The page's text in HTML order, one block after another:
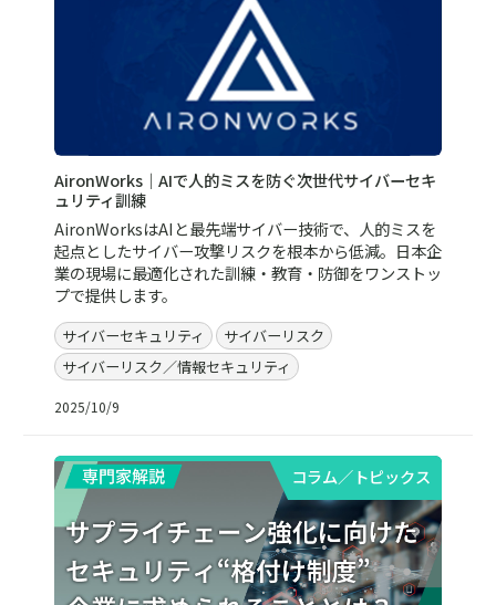
AironWorks｜AIで人的ミスを防ぐ次世代サイバーセキ
ュリティ訓練
AironWorksはAIと最先端サイバー技術で、人的ミスを
起点としたサイバー攻撃リスクを根本から低減。日本企
業の現場に最適化された訓練・教育・防御をワンストッ
プで提供します。
サイバーセキュリティ
サイバーリスク
サイバーリスク／情報セキュリティ
2025/10/9
コラム／トピックス